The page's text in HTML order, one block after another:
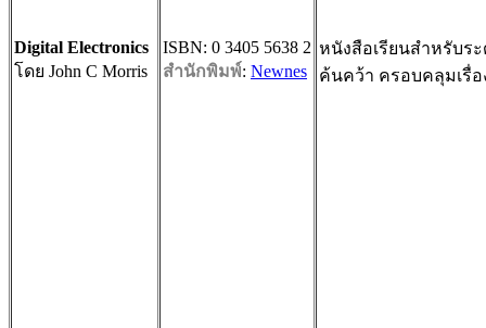
Digital Electronics
โดย John C Morris
ISBN: 0 3405 5638 2
สำนักพิมพ์: Newnes
หนังสือเรียนสำหรับร
ค้นคว้า ครอบคลุมเรื่อ